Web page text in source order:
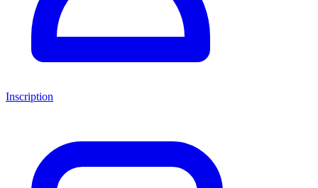
Inscription